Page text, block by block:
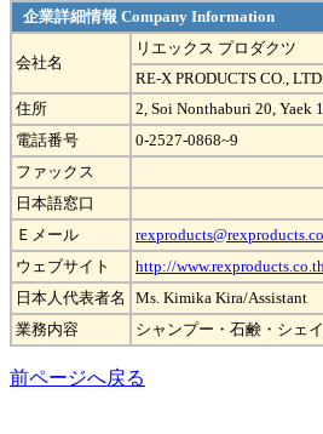
企業詳細情報 Company Information
会社名
リエックス プロダクツ
RE-X PRODUCTS CO.,
住所
2, Soi Nonthaburi 20, Yaek
電話番号
0-2527-0868~9
ファックス
日本語窓口
Ｅメール
ウェブサイト
http://
日本人代表者名
Ms. Kimika Kira/Assistant
業務内容
シャンプー・石鹸・シェ
前ページへ戻る